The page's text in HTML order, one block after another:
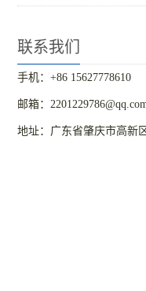
联系我们
手机：+86 15627778610
邮箱：
地址：广东省肇庆市高新